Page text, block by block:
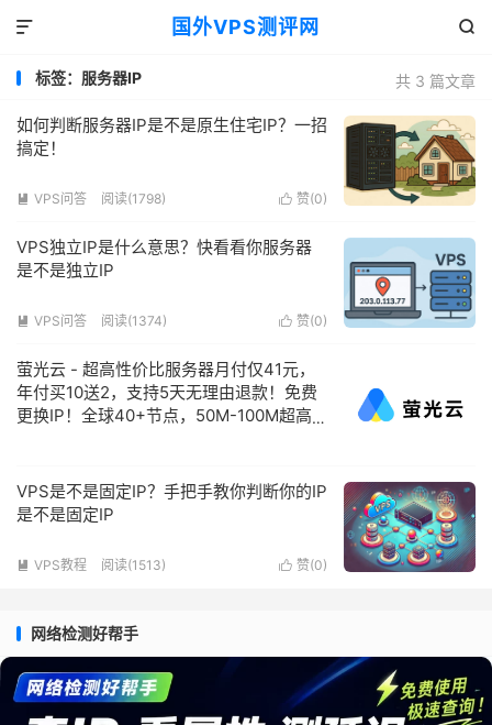
国外VPS测评网 

共 3 篇文章
标签：服务器IP
如何判断服务器IP是不是原生住宅IP？一招
搞定！
 赞(0)
 VPS问答 阅读(1798)
VPS独立IP是什么意思？快看看你服务器
是不是独立IP
 赞(0)
 VPS问答 阅读(1374)
萤光云 - 超高性价比服务器月付仅41元，
年付买10送2，支持5天无理由退款！免费
更换IP！全球40+节点，50M-100M超高
VPS是不是固定IP？手把手教你判断你的IP
是不是固定IP
 赞(0)
 VPS教程 阅读(1513)
网络检测好帮手